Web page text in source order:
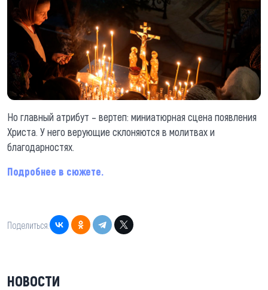
Но главный атрибут – вертеп: миниатюрная сцена появления
Христа. У него верующие склоняются в молитвах и
благодарностях.
Подробнее в сюжете.
Поделиться:
НОВОСТИ